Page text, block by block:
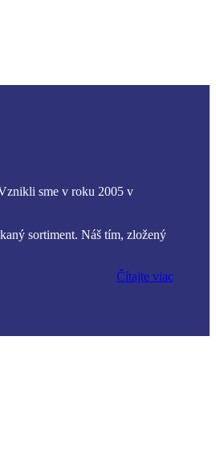
sme v roku 2005 v
sortiment. Náš tím, zložený
Čítajte viac